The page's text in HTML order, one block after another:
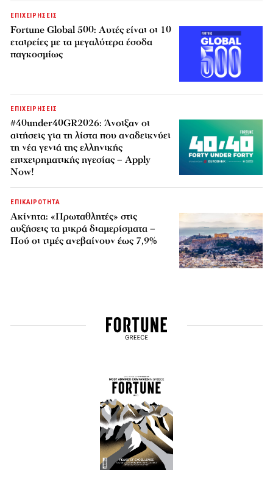
ΕΠΙΧΕΙΡΗΣΕΙΣ
Fortune Global 500: Αυτές είναι οι 10
εταιρείες με τα μεγαλύτερα έσοδα
παγκοσμίως
ΕΠΙΧΕΙΡΗΣΕΙΣ
#40under40GR2026: Άνοιξαν οι
αιτήσεις για τη λίστα που αναδεικνύει
τη νέα γενιά της ελληνικής
επιχειρηματικής ηγεσίας – Apply
Now!
ΕΠΙΚΑΙΡΟΤΗΤΑ
Ακίνητα: «Πρωταθλητές» στις
αυξήσεις τα μικρά διαμερίσματα –
Πού οι τιμές ανεβαίνουν έως 7,9%